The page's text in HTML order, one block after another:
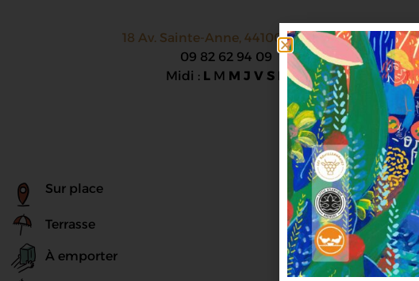
18 Av. Sainte-Anne, 44100 Nantes
09 82 62 94 09
Midi :L M M J V S D
Sur place
Terrasse
À emporter